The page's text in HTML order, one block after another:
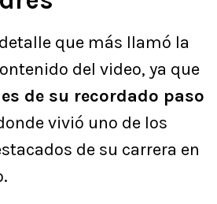
que más llamó la
del video, ya que
de su recordado paso
vivió uno de los
de su carrera en